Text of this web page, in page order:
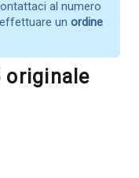
al numero
un ordine
originale